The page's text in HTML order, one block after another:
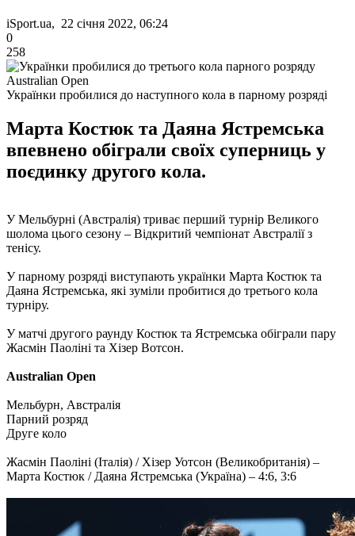
iSport.ua, 22 січня 2022, 06:24
0
258
Українки пробилися до наступного кола в парному розряді
Марта Костюк та Даяна Ястремська
впевнено обіграли своїх суперниць у
поєдинку другого кола.
У Мельбурні (Австралія) триває перший турнір Великого
шолома цього сезону – Відкритий чемпіонат Австралії з
тенісу.
У парному розряді виступають українки Марта Костюк та
Даяна Ястремська, які зуміли пробитися до третього кола
турніру.
У матчі другого раунду Костюк та Ястремська обіграли пару
Жасмін Паоліні та Хізер Вотсон.
Australian Open
Мельбурн, Австралія
Парний розряд
Друге коло
Жасмін Паоліні (Італія) / Хізер Уотсон (Великобританія) –
Марта Костюк / Даяна Ястремська (Україна) – 4:6, 3:6